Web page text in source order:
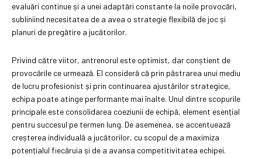
evaluări continue și a unei adaptări constante la noile provocări,
subliniind necesitatea de a avea o strategie flexibilă de joc și
planuri de pregătire a jucătorilor.
Privind către viitor, antrenorul este optimist, dar conștient de
provocările ce urmează. El consideră că prin păstrarea unui mediu
de lucru profesionist și prin continuarea ajustărilor strategice,
echipa poate atinge performanțe mai înalte. Unul dintre scopurile
principale este consolidarea coeziunii de echipă, element esențial
pentru succesul pe termen lung. De asemenea, se accentuează
creșterea individuală a jucătorilor, cu scopul de a maximiza
potențialul fiecăruia și de a avansa competitivitatea echipei.